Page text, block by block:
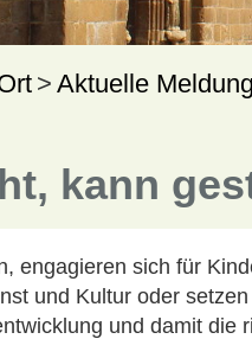
Aktuelle
kann
engagieren sich für
und Kultur oder
und damit